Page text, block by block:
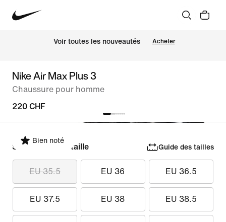
Voir toutes les nouveautés Acheter
Nike Air Max Plus 3
Chaussure pour homme
220 CHF
Bien noté
Sélectionner la taille Guide des tailles
EU 35.5 EU 36 EU 36.5
EU 37.5 EU 38 EU 38.5